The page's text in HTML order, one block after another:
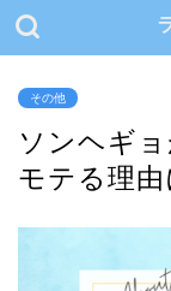
その他
ソンヘギ
モテる理由